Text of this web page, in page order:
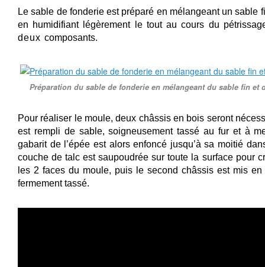
Le sable de fonderie est préparé en mélangeant un sable
en humidifiant légèrement le tout au cours du
deux composants.
Préparation du sable de fonderie en mélangeant du sable fin et
Pour réaliser le moule, deux châssis en bois seront
est rempli de sable, soigneusement tassé au fur et à
gabarit de l’épée est alors enfoncé jusqu’à sa moitié
couche de talc est saupoudrée sur toute la surface pour
les 2 faces du moule, puis le second châssis est mis
fermement tassé.